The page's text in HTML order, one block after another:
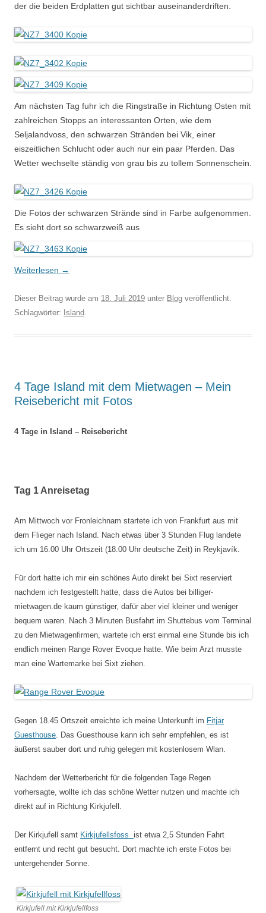
der die beiden Erdplatten gut sichtbar auseinanderdriften.
Am nächsten Tag fuhr ich die Ringstraße in Richtung Osten mit
zahlreichen Stopps an interessanten Orten, wie dem
Seljalandvoss, den schwarzen Stränden bei Vik, einer
eiszeitlichen Schlucht oder auch nur ein paar Pferden. Das
Wetter wechselte ständig von grau bis zu tollem Sonnenschein.
Die Fotos der schwarzen Strände sind in Farbe aufgenommen.
Es sieht dort so schwarzweiß aus
Weiterlesen →
Dieser Beitrag wurde am 18. Juli 2019 unter Blog veröffentlicht.
Schlagwörter: Island
4 Tage Island mit dem Mietwagen – Mein
Reisebericht mit Fotos
4 Tage in Island – Reisebericht
Tag 1 Anreisetag
Am Mittwoch vor Fronleichnam startete ich von Frankfurt aus mit
dem Flieger nach Island. Nach etwas über 3 Stunden Flug landete
ich um 16.00 Uhr Ortszeit (18.00 Uhr deutsche Zeit) in Reykjavík.
Für dort hatte ich mir ein schönes Auto direkt bei Sixt reserviert
nachdem ich festgestellt hatte, dass die Autos bei billiger-
mietwagen.de kaum günstiger, dafür aber viel kleiner und weniger
bequem waren. Nach 3 Minuten Busfahrt im Shuttebus vom Terminal
zu den Mietwagenfirmen, wartete ich erst einmal eine Stunde bis ich
endlich meinen Range Rover Evoque hatte. Wie beim Arzt musste
man eine Wartemarke bei Sixt ziehen.
Gegen 18.45 Ortszeit erreichte ich meine Unterkunft im Fitjar
Guesthouse . Das Guesthouse kann ich sehr empfehlen, es ist
äußerst sauber dort und ruhig gelegen mit kostenlosem Wlan.
Nachdem der Wetterbericht für die folgenden Tage Regen
vorhersagte, wollte ich das schöne Wetter nutzen und machte ich
direkt auf in Richtung Kirkjufell.
Der Kirkjufell samt Kirkjufellsfoss ist etwa 2,5 Stunden Fahrt
entfernt und recht gut besucht. Dort machte ich erste Fotos bei
untergehender Sonne.
Kirkjufell mit Kirkjufellfoss